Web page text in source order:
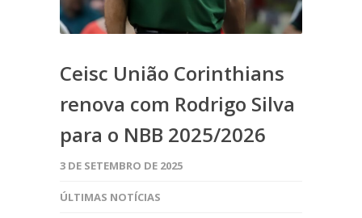
Ceisc União Corinthians
renova com Rodrigo Silva
para o NBB 2025/2026
3 DE SETEMBRO DE 2025
ÚLTIMAS NOTÍCIAS